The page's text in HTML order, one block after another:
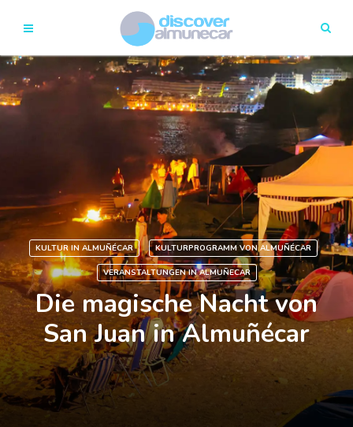
KULTUR IN ALMUÑÉCAR KULTURPROGRAMM VON ALMUÑÉCAR
VERANSTALTUNGEN IN ALMUÑECAR
Die magische Nacht von
San Juan in Almuñécar